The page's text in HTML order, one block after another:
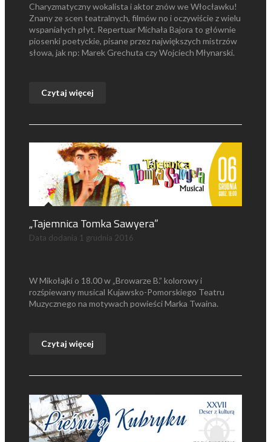
Charyzmatyczny wokalista i aktor znów we Włocławku!
Znany ze scen teatralnych, filmów no i oczywiście z wielu
wspaniałych płyt. Repertuar Michała Bajora to głównie
piosenki poetyckie, pisane przez największych mistrzów
słowa, jak np: Marek Grechuta czy Wojciech Młynarski.
Czytaj więcej
„Tajemnica Tomka Sawyera”
Data dodania 1 grudnia 2016
W Mikołajki o 18.00 w „Browarze B.” kolorowy i
rozśpiewany musical Kujawsko-Pomorskiego Teatru
Muzycznego na motywach powieści Marka Twaina.
Czytaj więcej